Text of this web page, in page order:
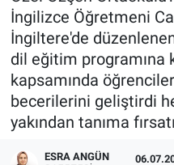
İngilizce Öğretmeni
İngiltere'de
dil eğitim programına
kapsamında
becerilerini geliştirdi
yakından tanıma
ESRA ANGÜN